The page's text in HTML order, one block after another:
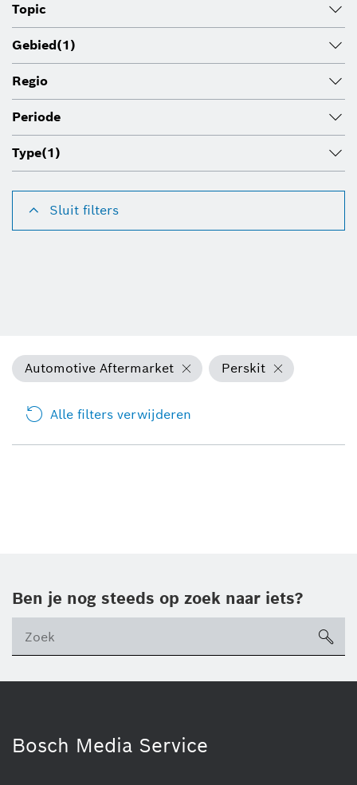
Topic
Gebied(1)
Regio
Periode
Type(1)
Sluit filters
Automotive Aftermarket Perskit
Alle filters verwijderen
Ben je nog steeds op zoek naar iets?
Bosch Media Service